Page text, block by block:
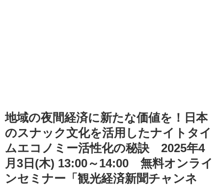
地域の夜間経済に新たな価値を！日本
のスナック文化を活用したナイトタイ
ムエコノミー活性化の秘訣 2025年4
月3日(木) 13:00～14:00 無料オンライ
ンセミナー「観光経済新聞チャンネ